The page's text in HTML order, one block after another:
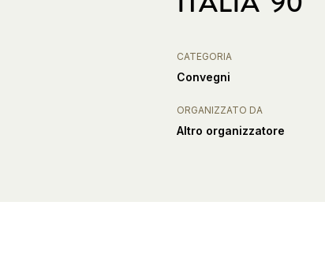
CATEGORIA
Convegni
ORGANIZZATO DA
Altro organizzatore